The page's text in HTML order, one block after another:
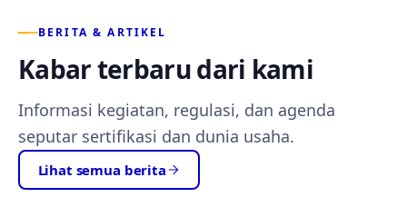
BERITA & ARTIKEL
Kabar terbaru dari kami
Informasi kegiatan, regulasi, dan agenda
seputar sertifikasi dan dunia usaha.
Lihat semua berita